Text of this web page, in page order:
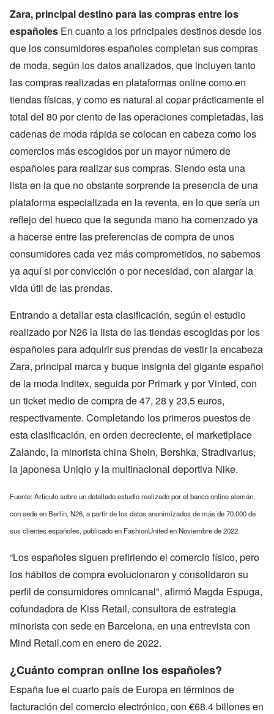
Zara, principal destino para las compras entre los
españoles En cuanto a los principales destinos desde los
que los consumidores españoles completan sus compras
de moda, según los datos analizados, que incluyen tanto
las compras realizadas en plataformas online como en
tiendas físicas, y como es natural al copar prácticamente el
total del 80 por ciento de las operaciones completadas, las
cadenas de moda rápida se colocan en cabeza como los
comercios más escogidos por un mayor número de
españoles para realizar sus compras. Siendo esta una
lista en la que no obstante sorprende la presencia de una
plataforma especializada en la reventa, en lo que sería un
reflejo del hueco que la segunda mano ha comenzado ya
a hacerse entre las preferencias de compra de unos
consumidores cada vez más comprometidos, no sabemos
ya aquí si por convicción o por necesidad, con alargar la
vida útil de las prendas.
Entrando a detallar esta clasificación, según el estudio
realizado por N26 la lista de las tiendas escogidas por los
españoles para adquirir sus prendas de vestir la encabeza
Zara, principal marca y buque insignia del gigante español
de la moda Inditex, seguida por Primark y por Vinted, con
un ticket medio de compra de 47, 28 y 23,5 euros,
respectivamente. Completando los primeros puestos de
esta clasificación, en orden decreciente, el marketlplace
Zalando, la minorista china Shein, Bershka, Stradivarius,
la japonesa Uniqlo y la multinacional deportiva Nike.
Fuente: Artículo sobre un detallado estudio realizado por el banco online alemán,
con sede en Berlín, N26, a partir de los datos anonimizados de más de 70.000 de
sus clientes españoles, publicado en FashionUnited en Noviembre de 2022.
“Los españoles siguen prefiriendo el comercio físico, pero
los hábitos de compra evolucionaron y consolidaron su
perfil de consumidores omnicanal", afirmó Magda Espuga,
cofundadora de Kiss Retail, consultora de estrategia
minorista con sede en Barcelona, en una entrevista con
Mind Retail.com en enero de 2022.
¿Cuánto compran online los españoles?
España fue el cuarto país de Europa en términos de
facturación del comercio electrónico, con €68.4 billones en